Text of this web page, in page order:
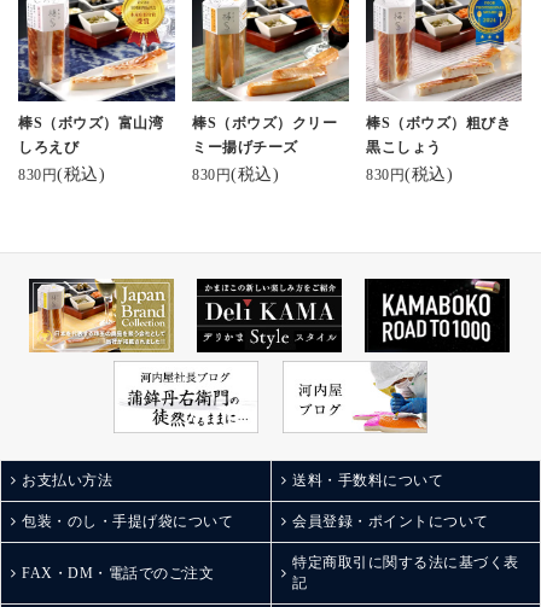
ずにも◎
小さなお子さんからお
父さんまで
老若男女問わずおすす
めできちゃう！
ジャパン・フード・セ
レクションでグランプ
リを受賞したのも納
うや唐辛子、富山湾し
ろえびに揚げチーズな
ど。
棒Sシリーズは全部で5
種類あるそう！
どれもこれも美味しそ
うすぎる組み合わせ。
甘いものは苦手って方
も最適◎
また自分用にもお取り
寄せしたいなぁ。
ごちそうさまでした。
.
棒S（ボウズ）富山湾
しろえび
830円(税込)
棒S（ボウズ）クリー
ミー揚げチーズ
830円(税込)
棒S（ボウズ）粗びき
黒こしょう
830円(税込)
お支払い方法 送料・手数料について
包装・のし・手提げ袋について 会員登録・ポイントについて
FAX・DM・電話でのご注文
特定商取引に関する法に基づく表
記